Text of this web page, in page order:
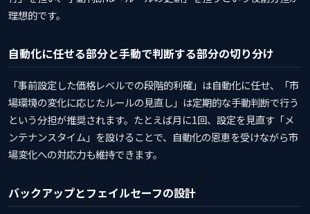
理想的です。
自動化に任せる部分と手動で判断する部分の切り分け
「事前設定した価格レベルでの段階的利確」は自動化に任せ、「市
場環境の変化に応じたルールの見直し」は定期的な手動判断で行う
という分担が推奨されます。たとえば月に1回、設定を見直す「メ
ンテナンスタイム」を設けることで、自動化の恩恵を受けながら市
場変化への対応力も維持できます。
バックアップとフェイルセーフの設計